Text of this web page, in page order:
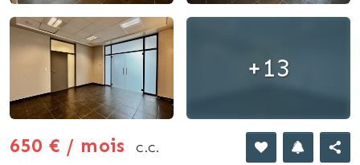
+13
650 € / mois C.C.